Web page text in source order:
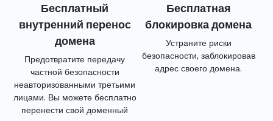
Бесплатный
внутренний перенос
домена
Предотвратите передачу
частной безопасности
неавторизованными третьими
лицами. Вы можете бесплатно
перенести свой доменный
Бесплатная
блокировка домена
Устраните риски
безопасности, заблокировав
адрес своего домена.